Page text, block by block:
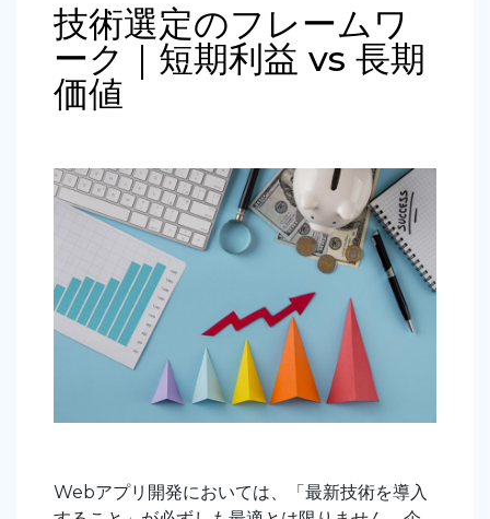
技術選定のフレームワ
ーク｜短期利益 vs 長期
価値
Webアプリ開発においては、「最新技術を導入